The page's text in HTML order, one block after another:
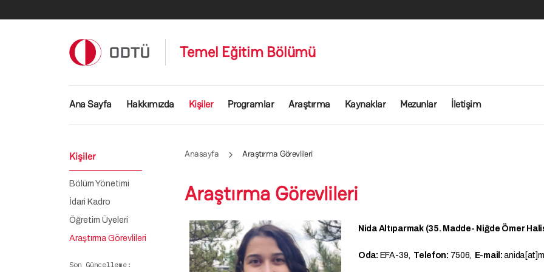
Temel Eğitim Bölümü
Ana gezinti menüsü
Ana Sayfa Hakkımızda Kişiler Programlar Araştırma Kaynaklar Mezunlar İletişim
Anasayfa Araştırma Görevlileri
Araştırma Görevlileri
Nida Altıparmak (35. Madde- Niğde Ömer
Oda: EFA-39, Telefon: 7506, E-mail:
Kişiler
Bölüm Yönetimi
İdari Kadro
Öğretim Üyeleri
Araştırma Görevlileri
Son Güncelleme